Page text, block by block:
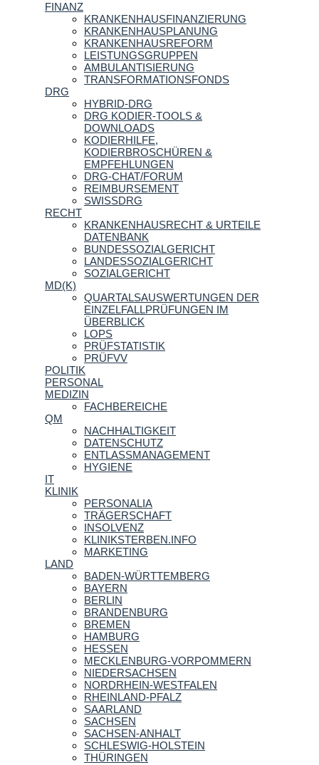
FINANZ
KRANKENHAUSFINANZIERUNG
KRANKENHAUSPLANUNG
KRANKENHAUSREFORM
LEISTUNGSGRUPPEN
AMBULANTISIERUNG
TRANSFORMATIONSFONDS
DRG
HYBRID-DRG
DRG KODIER-TOOLS &
DOWNLOADS
KODIERHILFE,
KODIERBROSCHÜREN &
EMPFEHLUNGEN
DRG-CHAT/FORUM
REIMBURSEMENT
SWISSDRG
RECHT
KRANKENHAUSRECHT & URTEILE
DATENBANK
BUNDESSOZIALGERICHT
LANDESSOZIALGERICHT
SOZIALGERICHT
MD(K)
QUARTALSAUSWERTUNGEN DER
EINZELFALLPRÜFUNGEN IM
ÜBERBLICK
LOPS
PRÜFSTATISTIK
PRÜFVV
POLITIK
PERSONAL
MEDIZIN
FACHBEREICHE
QM
NACHHALTIGKEIT
DATENSCHUTZ
ENTLASSMANAGEMENT
HYGIENE
IT
KLINIK
PERSONALIA
TRÄGERSCHAFT
INSOLVENZ
KLINIKSTERBEN.INFO
MARKETING
LAND
BADEN-WÜRTTEMBERG
BAYERN
BERLIN
BRANDENBURG
BREMEN
HAMBURG
HESSEN
MECKLENBURG-VORPOMMERN
NIEDERSACHSEN
NORDRHEIN-WESTFALEN
RHEINLAND-PFALZ
SAARLAND
SACHSEN
SACHSEN-ANHALT
SCHLESWIG-HOLSTEIN
THÜRINGEN